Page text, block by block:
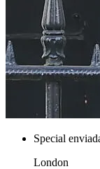
Special
London